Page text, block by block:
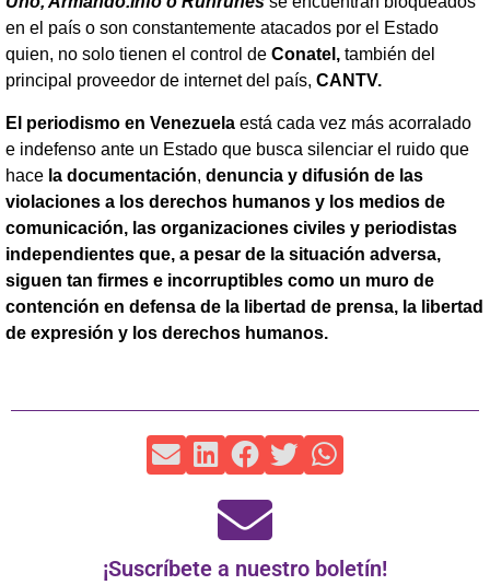
en el país o son constantemente atacados por el Estado
quien, no solo tienen el control de Conatel, también del
principal proveedor de internet del país, CANTV.
El periodismo en Venezuela está cada vez más acorralado
e indefenso ante un Estado que busca silenciar el ruido que
hace la documentación, denuncia y difusión de las
violaciones a los derechos humanos y los medios de
comunicación, las organizaciones civiles y periodistas
independientes que, a pesar de la situación adversa,
siguen tan firmes e incorruptibles como un muro de
contención en defensa de la libertad de prensa, la libertad
de expresión y los derechos humanos.
¡Suscríbete a nuestro boletín!